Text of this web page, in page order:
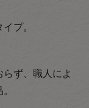
プ。
ず、職人によ